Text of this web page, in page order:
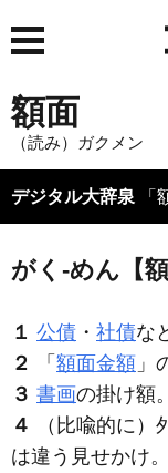
額面
（読み）ガクメン
デジタル大辞泉 「
がく‐めん【額
１ 公債 ・ 社債な
２
「 額面金額 」
３ 書画の掛け額
４
（比喩的に）
は違う見せかけ